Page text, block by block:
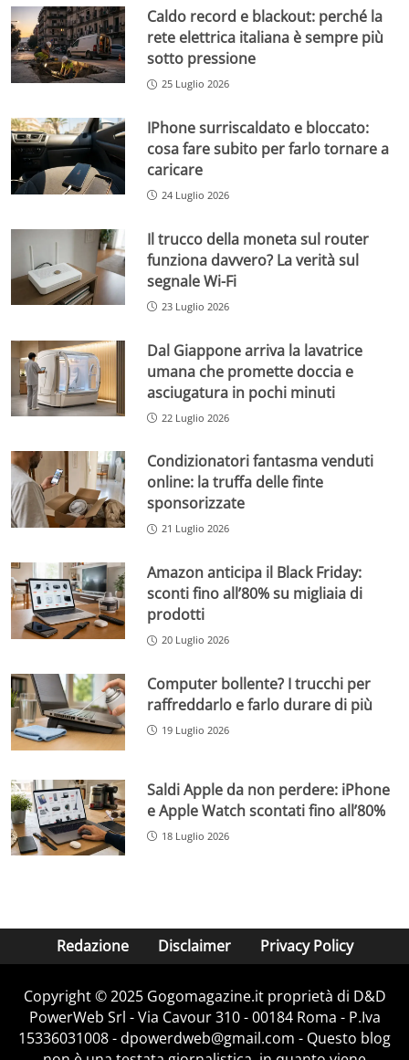
Caldo record e blackout: perché la
rete elettrica italiana è sempre più
sotto pressione
25 Luglio 2026
IPhone surriscaldato e bloccato:
cosa fare subito per farlo tornare a
caricare
24 Luglio 2026
Il trucco della moneta sul router
funziona davvero? La verità sul
segnale Wi-Fi
23 Luglio 2026
Dal Giappone arriva la lavatrice
umana che promette doccia e
asciugatura in pochi minuti
22 Luglio 2026
Condizionatori fantasma venduti
online: la truffa delle finte
sponsorizzate
21 Luglio 2026
Amazon anticipa il Black Friday:
sconti fino all’80% su migliaia di
prodotti
20 Luglio 2026
Computer bollente? I trucchi per
raffreddarlo e farlo durare di più
19 Luglio 2026
Saldi Apple da non perdere: iPhone
e Apple Watch scontati fino all’80%
18 Luglio 2026
Redazione Disclaimer Privacy Policy
Copyright © 2025 Gogomagazine.it proprietà di D&D
PowerWeb Srl - Via Cavour 310 - 00184 Roma - P.Iva
15336031008 - dpowerdweb@gmail.com - Questo blog